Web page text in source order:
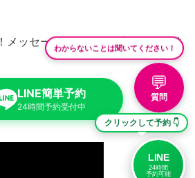
メッセージを送って対応が始まりま
LINE簡単予約
24時間予約受付中
わからないことは聞いてください！
💬
質問
クリックして予約 👇
LINE
24時間
予約可能